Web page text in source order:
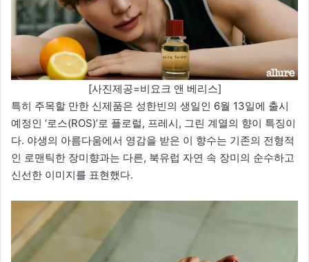
[사진제공=비요크 앤 베리스]
특히 주목할 만한 신제품은 성한빈의 생일인 6월 13일에 출시
예정인 ‘로스(ROS)’로 플로럴, 프레시, 그린 계열의 향이 특징이
다. 야생의 아름다움에서 영감을 받은 이 향수는 기존의 전형적
인 로맨틱한 장미향과는 다른, 북유럽 자연 속 장미의 순수하고
신선한 이미지를 표현했다.